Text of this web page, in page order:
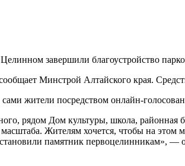
завершили благоустройство
Минстрой Алтайского края.
жители посредством онлайн-
рядом Дом культуры, школа, районная
Жителям хочется, чтобы на
памятник первоцелинникам», —